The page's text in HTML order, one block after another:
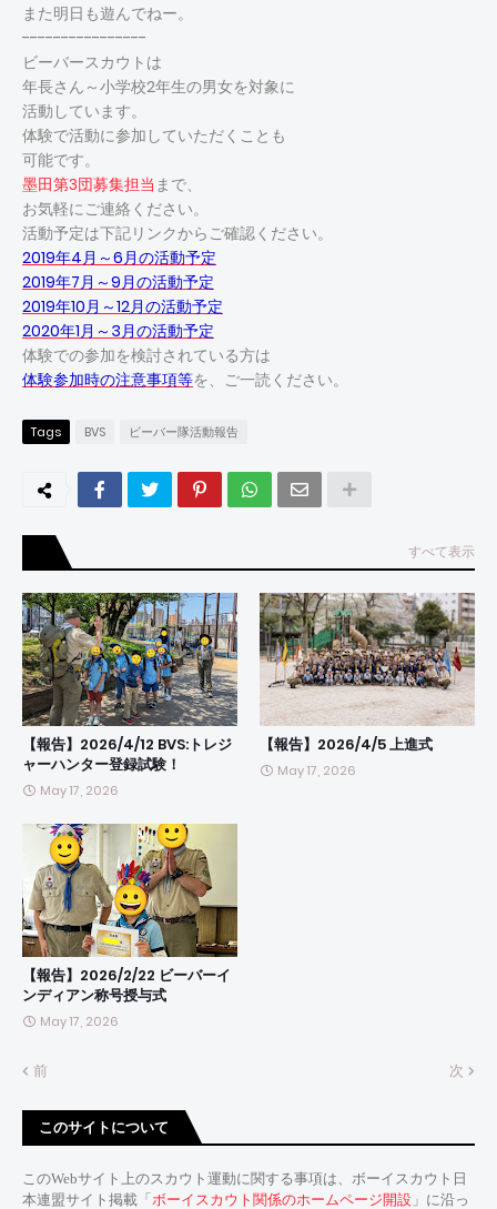
また明日も遊んでねー。
----------------
ビーバースカウトは
年長さん～小学校2年生の男女を対象に
活動しています。
体験で活動に参加していただくことも
可能です。
墨田第3団募集担当 まで、
お気軽にご連絡ください。
活動予定は下記リンクからご確認ください。
2019年4月～6月の活動予定
2019年7月～9月の活動予定
2019年10月～12月の活動予定
2020年1月～3月の活動予定
体験での参加を検討されている方は
体験参加時の注意事項等を、ご一読ください。
Tags BVS ビーバー隊活動報告
すべて表示
【報告】2026/4/12 BVS:トレジ
ャーハンター登録試験！
May 17, 2026
【報告】2026/4/5 上進式
May 17, 2026
【報告】2026/2/22 ビーバーイ
ンディアン称号授与式
May 17, 2026
前 次
このサイトについて
このWebサイト上のスカウト運動に関する事項は、ボーイスカウト日
本連盟サイト掲載「ボーイスカウト関係のホームページ開設 」に沿っ